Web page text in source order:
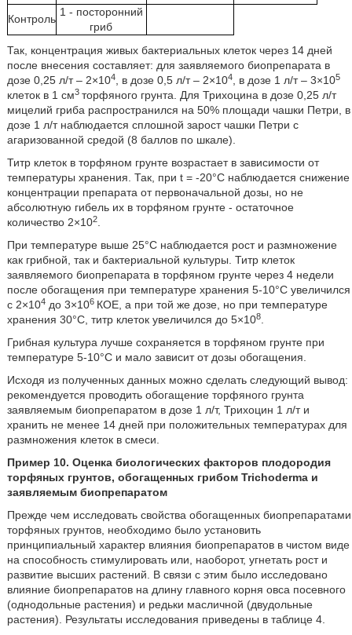
Контроль
1 - посторонний
гриб
Так, концентрация живых бактериальных клеток через 14 дней
после внесения составляет: для заявляемого биопрепарата в
дозе 0,25 л/т – 2×104, в дозе 0,5 л/т – 2×104, в дозе 1 л/т – 3×105
клеток в 1 см3 торфяного грунта. Для Трихоцина в дозе 0,25 л/т
мицелий гриба распространился на 50% площади чашки Петри, в
дозе 1 л/т наблюдается сплошной зарост чашки Петри с
агаризованной средой (8 баллов по шкале).
Титр клеток в торфяном грунте возрастает в зависимости от
температуры хранения. Так, при t = -20°С наблюдается снижение
концентрации препарата от первоначальной дозы, но не
абсолютную гибель их в торфяном грунте - остаточное
количество 2×102.
При температуре выше 25°С наблюдается рост и размножение
как грибной, так и бактериальной культуры. Титр клеток
заявляемого биопрепарата в торфяном грунте через 4 недели
после обогащения при температуре хранения 5-10°С увеличился
с 2×104до 3×106 КОЕ, а при той же дозе, но при температуре
хранения 30°С, титр клеток увеличился до 5×108.
Грибная культура лучше сохраняется в торфяном грунте при
температуре 5-10°С и мало зависит от дозы обогащения.
Исходя из полученных данных можно сделать следующий вывод:
рекомендуется проводить обогащение торфяного грунта
заявляемым биопрепаратом в дозе 1 л/т, Трихоцин 1 л/т и
хранить не менее 14 дней при положительных температурах для
размножения клеток в смеси.
Пример 10. Оценка биологических факторов плодородия
торфяных грунтов, обогащенных грибом Trichoderma и
заявляемым биопрепаратом
Прежде чем исследовать свойства обогащенных биопрепаратами
торфяных грунтов, необходимо было установить
принципиальный характер влияния биопрепаратов в чистом виде
на способность стимулировать или, наоборот, угнетать рост и
развитие высших растений. В связи с этим было исследовано
влияние биопрепаратов на длину главного корня овса посевного
(однодольные растения) и редьки масличной (двудольные
растения). Результаты исследования приведены в таблице 4.